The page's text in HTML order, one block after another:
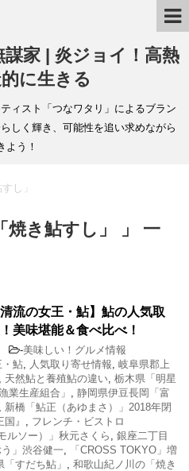
家 | 炎ジョイ！高熱
に生きる
ィスト「つなワタリ」によるブラン
しく輝き、可能性を追い求めながら
よう！
し」
焼き鮎すし」 」 一
清流の女王・鮎】鮎の人気取
美味堪能＆食べ比べ！
-美味しい！グルメ情報
・鮎
人気取り寄せ情報 岐阜県郡上
天然鮎と養殖鮎の違い 栃木県「明星
業生産組合」
静岡県伊豆長岡「富
新橋「鮎正（あゆまさ）」2018年閉
国』
フレンチ・ビストロ
ルソー）」秋元さくら
銀座二丁目
う」渋谷健一
「CROSS TOKYO」増
「すだち鮎」
和歌山紀ノ川の「焼き